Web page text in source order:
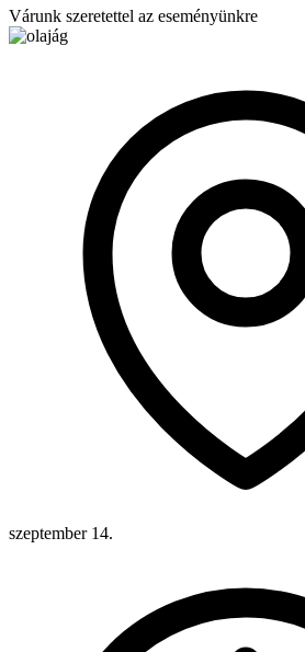
Várunk szeretettel az eseményünkre
szeptember 14.